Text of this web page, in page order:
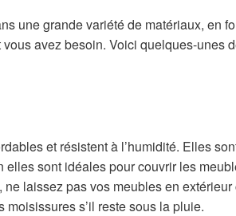
une grande variété de matériaux, en
avez besoin. Voici quelques-unes
et résistent à l’humidité. Elles
sont idéales pour couvrir les
laissez pas vos meubles en extérieur
s’il reste sous la pluie.